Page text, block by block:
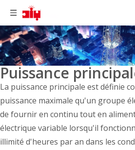
Puissance
La puissance principale est définie
puissance maximale qu'un groupe
de fournir en continu tout en
électrique variable lorsqu'il
illimité d'heures par an dans les